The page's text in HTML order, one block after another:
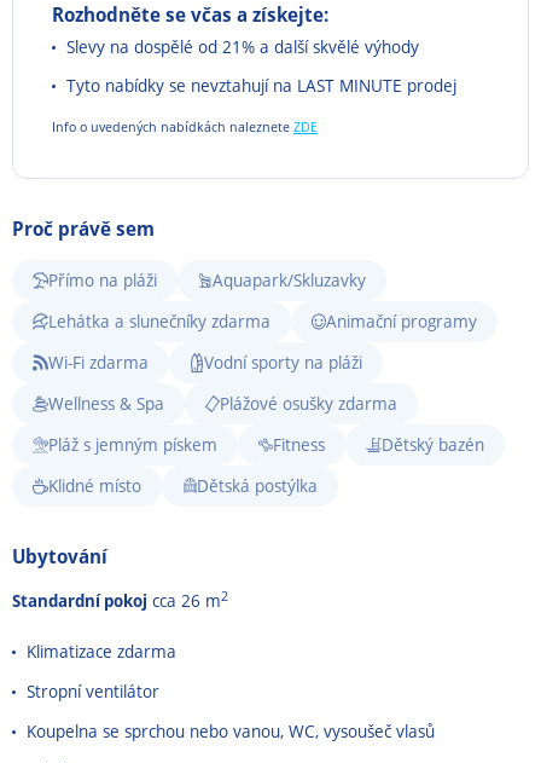
Rozhodněte se včas a získejte:
Slevy na dospělé od 21% a další skvělé výhody
Tyto nabídky se nevztahují na LAST MINUTE prodej
Info o uvedených nabídkách naleznete ZDE
Proč právě sem
Přímo na pláži
Aquapark/Skluzavky
Lehátka a slunečníky zdarma
Animační programy
Wi-Fi zdarma
Vodní sporty na pláži
Wellness & Spa
Plážové osušky zdarma
Pláž s jemným pískem
Fitness
Dětský bazén
Klidné místo
Dětská postýlka
Ubytování
Standardní pokoj cca 26 m2
Klimatizace zdarma
Stropní ventilátor
Koupelna se sprchou nebo vanou, WC, vysoušeč vlasů